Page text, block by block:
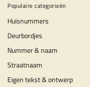
Populaire categorieën
Huisnummers
Deurbordjes
Nummer & naam
Straatnaam
Eigen tekst & ontwerp